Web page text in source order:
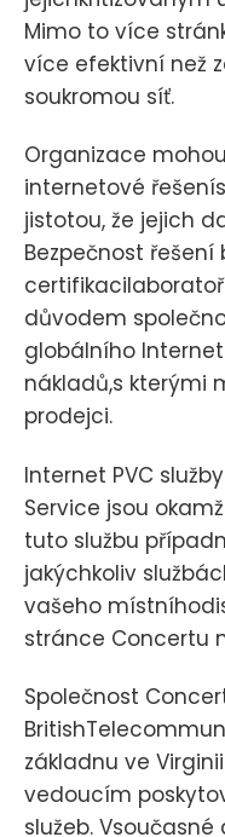
Mimo to více
více efektivní než
soukromou síť.
Organizace
internetové
jistotou, že jejich
Bezpečnost
důvodem
globálního
nákladů,s kterými
prodejci.
Internet PVC
Service jsou
tuto službu
jakýchkoliv
vašeho
stránce Concertu
Společnost
základnu ve
vedoucím
služeb.